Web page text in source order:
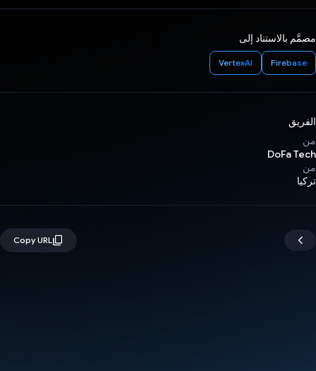
مصمَّم بالاستناد إلى
Firebase
VertexAI
الفريق
من
DoFa Tech
من
تركيا